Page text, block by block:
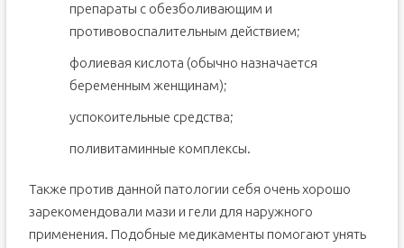
препараты с обезболивающим и
противовоспалительным действием;
фолиевая кислота (обычно назначается
беременным женщинам);
успокоительные средства;
поливитаминные комплексы.
Также против данной патологии себя очень хорошо
зарекомендовали мази и гели для наружного
применения. Подобные медикаменты помогают унять